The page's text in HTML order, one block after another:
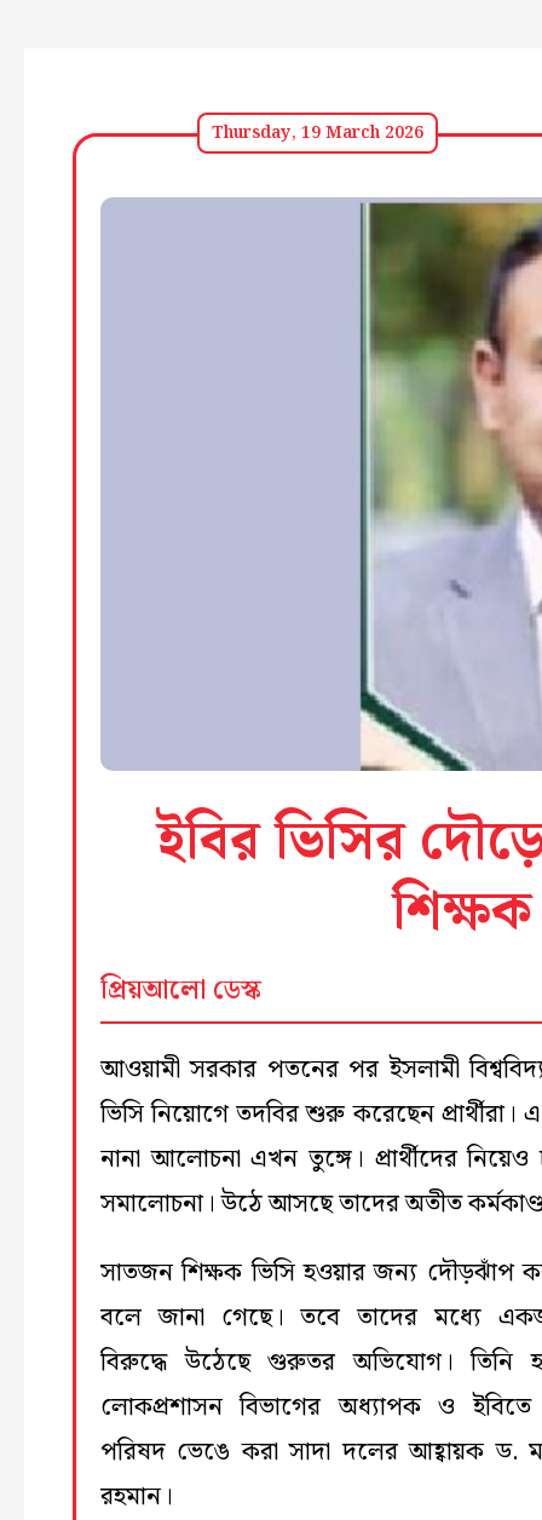
Thursday, 19 March 2026
ইবির ভিসির
প্রিয়আলো ডেস্ক
আওয়ামী সরকার পতনের পর ইসলামী
ভিসি নিয়োগে তদবির শুরু করেছেন প্রার্থীরা।
নানা আলোচনা এখন তুঙ্গে। প্রার্থীদের
সমালোচনা। উঠে আসছে তাদের অতীত
সাতজন শিক্ষক ভিসি হওয়ার জন্য দৌড়ঝাঁপ
বলে জানা গেছে। তবে তাদের মধ্যে
বিরুদ্ধে উঠেছে গুরুতর অভিযোগ। তিনি
লোকপ্রশাসন বিভাগের অধ্যাপক ও ইবিতে
পরিষদ ভেঙে করা সাদা দলের আহ্বায়ক ড.
রহমান।